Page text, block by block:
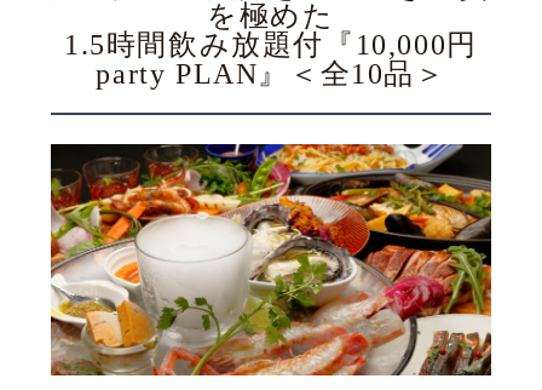
を極めた
1.5時間飲み放題付『10,000円
party PLAN』＜全10品＞